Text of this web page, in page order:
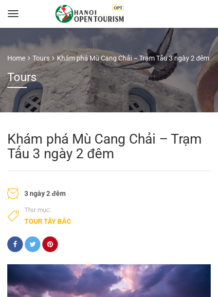
Home Tours Khám phá Mù Cang Chải – Trạm Tấu 3 ngày 2 đêm
Tours
Khám phá Mù Cang Chải – Trạm
Tấu 3 ngày 2 đêm
3 ngày 2 đêm
Thư mục:
TOUR TÂY BẮC